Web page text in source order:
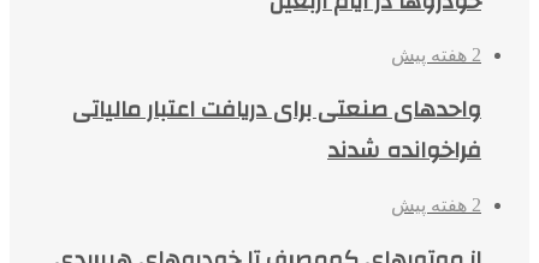
2 هفته پیش
واحدهای صنعتی برای دریافت اعتبار مالیاتی
فراخوانده شدند
2 هفته پیش